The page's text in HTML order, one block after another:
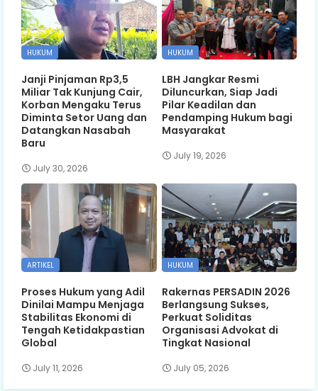
HUKUM
Janji Pinjaman Rp3,5
Miliar Tak Kunjung Cair,
Korban Mengaku Terus
Diminta Setor Uang dan
Datangkan Nasabah
Baru
July 30, 2026
HUKUM
LBH Jangkar Resmi
Diluncurkan, Siap Jadi
Pilar Keadilan dan
Pendamping Hukum bagi
Masyarakat
July 19, 2026
ARTIKEL
Proses Hukum yang Adil
Dinilai Mampu Menjaga
Stabilitas Ekonomi di
Tengah Ketidakpastian
Global
July 11, 2026
HUKUM
Rakernas PERSADIN 2026
Berlangsung Sukses,
Perkuat Soliditas
Organisasi Advokat di
Tingkat Nasional
July 05, 2026